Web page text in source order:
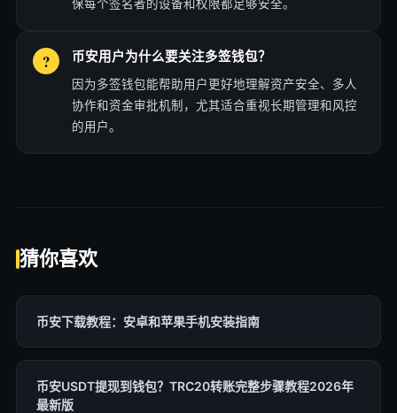
保每个签名者的设备和权限都足够安全。
币安用户为什么要关注多签钱包？
因为多签钱包能帮助用户更好地理解资产安全、多人
协作和资金审批机制，尤其适合重视长期管理和风控
的用户。
猜你喜欢
币安下载教程：安卓和苹果手机安装指南
币安USDT提现到钱包？TRC20转账完整步骤教程2026年
最新版